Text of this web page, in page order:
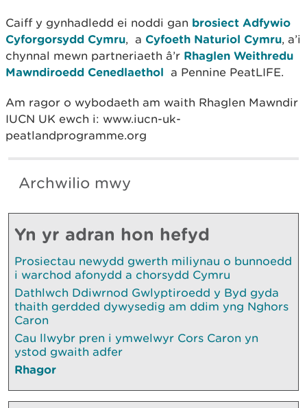
Caiff y gynhadledd ei noddi gan brosiect Adfywio
Cyforgorsydd Cymru, a Cyfoeth Naturiol Cymru, a’i
chynnal mewn partneriaeth â’r Rhaglen Weithredu
Mawndiroedd Cenedlaethol a Pennine PeatLIFE.
Am ragor o wybodaeth am waith Rhaglen Mawndir
IUCN UK ewch i: www.iucn-uk-
peatlandprogramme.org
Archwilio mwy
Yn yr adran hon hefyd
Prosiectau newydd gwerth miliynau o bunnoedd
i warchod afonydd a chorsydd Cymru
Dathlwch Ddiwrnod Gwlyptiroedd y Byd gyda
thaith gerdded dywysedig am ddim yng Nghors
Caron
Cau llwybr pren i ymwelwyr Cors Caron yn
ystod gwaith adfer
Rhagor